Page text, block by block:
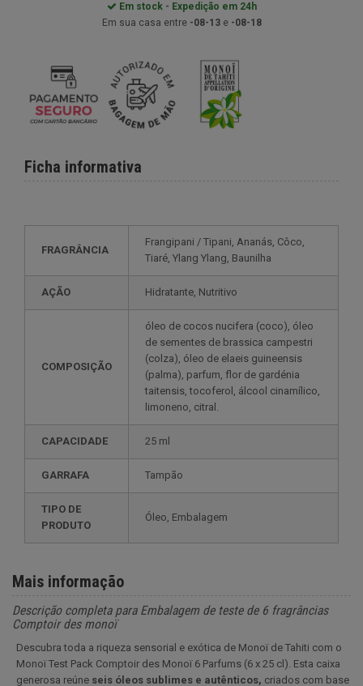
Em stock - Expedição em 24h
Em sua casa entre -08-13e -08-18
Ficha informativa
FRAGRÂNCIA
Frangipani / Tipani, Ananás, Côco,
Tiaré, Ylang Ylang, Baunilha
AÇÃO Hidratante, Nutritivo
COMPOSIÇÃO
óleo de cocos nucifera (coco), óleo
de sementes de brassica campestri
(colza), óleo de elaeis guineensis
(palma), parfum, flor de gardénia
taitensis, tocoferol, álcool cinamílico,
limoneno, citral.
CAPACIDADE 25 ml
GARRAFA Tampão
TIPO DE
PRODUTO
Óleo, Embalagem
Mais informação
Descrição completa para Embalagem de teste de 6 fragrâncias
Comptoir des monoï
Descubra toda a riqueza sensorial e exótica de Monoï de Tahiti com o
Monoï Test Pack Comptoir des Monoï 6 Parfums (6 x 25 cl). Esta caixa
generosa reúne seis óleos sublimes e autênticos, criados com base